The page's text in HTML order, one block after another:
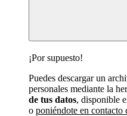
¡Por supuesto!
Puedes descargar un
personales mediante la
de tus datos, disponible
o poniéndote en contacto